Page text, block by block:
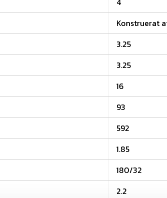
Konstruerat
3.25
3.25
16
93
592
1.85
180/32
2.2